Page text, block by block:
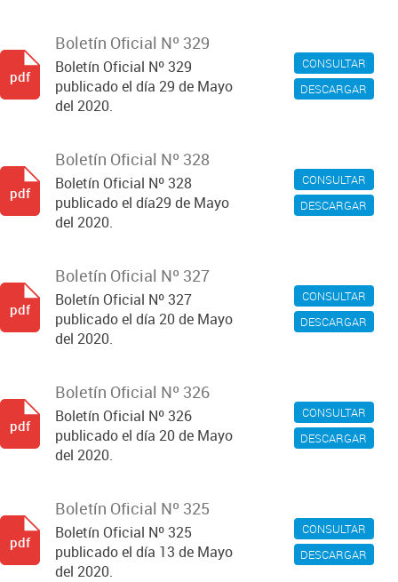
CONSULTAR
DESCARGAR
Boletín Oficial Nº 329
Boletín Oficial Nº 329
publicado el día 29 de Mayo
del 2020.
pdf
CONSULTAR
DESCARGAR
Boletín Oficial Nº 328
Boletín Oficial Nº 328
publicado el día29 de Mayo
del 2020.
pdf
CONSULTAR
DESCARGAR
Boletín Oficial Nº 327
Boletín Oficial Nº 327
publicado el día 20 de Mayo
del 2020.
pdf
CONSULTAR
DESCARGAR
Boletín Oficial Nº 326
Boletín Oficial Nº 326
publicado el día 20 de Mayo
del 2020.
pdf
CONSULTAR
DESCARGAR
Boletín Oficial Nº 325
Boletín Oficial Nº 325
publicado el día 13 de Mayo
del 2020.
pdf